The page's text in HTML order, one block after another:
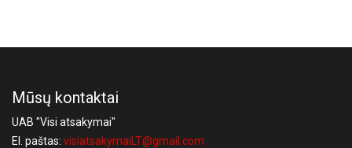
Mūsų kontaktai
UAB "Visi atsakymai"
El. paštas: visiatsakymaiLT@gmail.com